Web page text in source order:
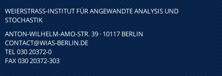
WEIERSTRASS-INSTITUT FÜR ANGEWANDTE ANALYSIS UND S
TOCHASTIK
ANTON-WILHELM-AMO-STR. 39 · 10117 BERLIN
CONTACT@WIAS-BERLIN.DE
TEL 030 20372-0
FAX 030 20372-303